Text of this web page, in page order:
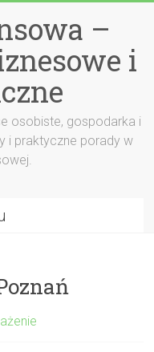
–
i
osobiste, gospodarka i
i praktyczne porady w